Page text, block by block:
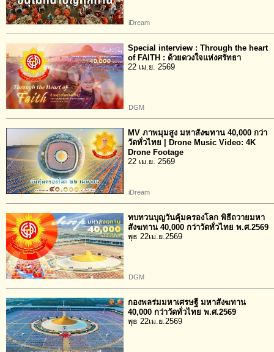
iDream
Special interview : Through the heart
of FAITH : ด้วยดวงใจแห่งศรัทธา
22 เม.ย. 2569
DGM
MV ภาพมุมสูง มหาสังฆทาน 40,000 กว่า
วัดทั่วไทย | Drone Music Video: 4K
Drone Footage
22 เม.ย. 2569
iDream
ทบทวนบุญวันคุ้มครองโลก พิธีถวายมหา
สังฆทาน 40,000 กว่าวัดทั่วไทย พ.ศ.2569
พุธ 22เม.ย.2569
DGM
กองพลร่มมหาเศรษฐี มหาสังฆทาน
40,000 กว่าวัดทั่วไทย พ.ศ.2569
พุธ 22เม.ย.2569